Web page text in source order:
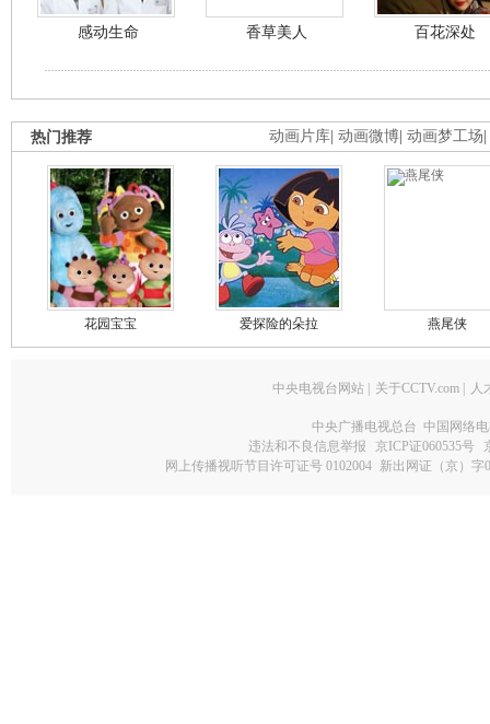
感动生命 香草美人 百花深处
动画片库 动画微博 动画梦工场
热门推荐
花园宝宝 爱探险的朵拉 燕尾侠
中央电视台网站 关于CCTV.com 人
中央广播电视总台 中国网络
违法和不良信息举报
京ICP证060535号
网上传播视听节目许可证号 0102004 新出网证（京）